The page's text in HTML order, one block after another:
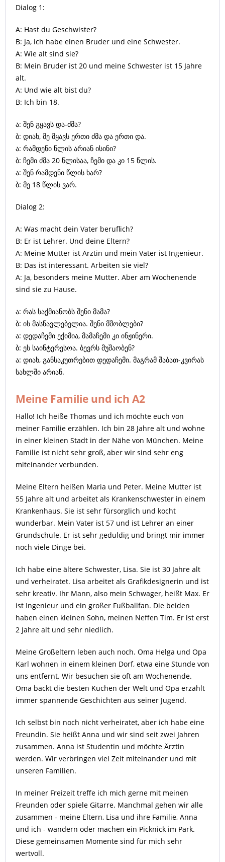
Dialog 1:
A: Hast du Geschwister?
B: Ja, ich habe einen Bruder und eine Schwester.
A: Wie alt sind sie?
B: Mein Bruder ist 20 und meine Schwester ist 15 Jahre
alt.
A: Und wie alt bist du?
B: Ich bin 18.
ა: შენ გყავს და-ძმა?
ბ: დიახ, მე მყავს ერთი ძმა და ერთი და.
ა: რამდენი წლის არიან ისინი?
ბ: ჩემი ძმა 20 წლისაა, ჩემი და კი 15 წლის.
ა: შენ რამდენი წლის ხარ?
ბ: მე 18 წლის ვარ.
Dialog 2:
A: Was macht dein Vater beruflich?
B: Er ist Lehrer. Und deine Eltern?
A: Meine Mutter ist Ärztin und mein Vater ist Ingenieur.
B: Das ist interessant. Arbeiten sie viel?
A: Ja, besonders meine Mutter. Aber am Wochenende
sind sie zu Hause.
ა: რას საქმიანობს შენი მამა?
ბ: ის მასწავლებელია. შენი მშობლები?
ა: დედაჩემი ექიმია, მამაჩემი კი ინჟინერი.
ბ: ეს საინტერესოა. ბევრს მუშაობენ?
ა: დიახ, განსაკუთრებით დედაჩემი. მაგრამ შაბათ-კვირას
სახლში არიან.
Meine Familie und ich A2
Hallo! Ich heiße Thomas und ich möchte euch von
meiner Familie erzählen. Ich bin 28 Jahre alt und wohne
in einer kleinen Stadt in der Nähe von München. Meine
Familie ist nicht sehr groß, aber wir sind sehr eng
miteinander verbunden.
Meine Eltern heißen Maria und Peter. Meine Mutter ist
55 Jahre alt und arbeitet als Krankenschwester in einem
Krankenhaus. Sie ist sehr fürsorglich und kocht
wunderbar. Mein Vater ist 57 und ist Lehrer an einer
Grundschule. Er ist sehr geduldig und bringt mir immer
noch viele Dinge bei.
Ich habe eine ältere Schwester, Lisa. Sie ist 30 Jahre alt
und verheiratet. Lisa arbeitet als Grafikdesignerin und ist
sehr kreativ. Ihr Mann, also mein Schwager, heißt Max. Er
ist Ingenieur und ein großer Fußballfan. Die beiden
haben einen kleinen Sohn, meinen Neffen Tim. Er ist erst
2 Jahre alt und sehr niedlich.
Meine Großeltern leben auch noch. Oma Helga und Opa
Karl wohnen in einem kleinen Dorf, etwa eine Stunde von
uns entfernt. Wir besuchen sie oft am Wochenende.
Oma backt die besten Kuchen der Welt und Opa erzählt
immer spannende Geschichten aus seiner Jugend.
Ich selbst bin noch nicht verheiratet, aber ich habe eine
Freundin. Sie heißt Anna und wir sind seit zwei Jahren
zusammen. Anna ist Studentin und möchte Ärztin
werden. Wir verbringen viel Zeit miteinander und mit
unseren Familien.
In meiner Freizeit treffe ich mich gerne mit meinen
Freunden oder spiele Gitarre. Manchmal gehen wir alle
zusammen - meine Eltern, Lisa und ihre Familie, Anna
und ich - wandern oder machen ein Picknick im Park.
Diese gemeinsamen Momente sind für mich sehr
wertvoll.